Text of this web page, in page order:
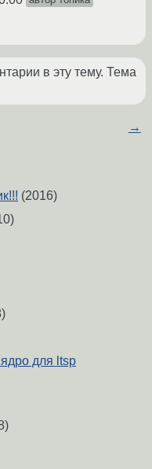
в эту тему. Тема
→
(2016)
ядро для ltsp